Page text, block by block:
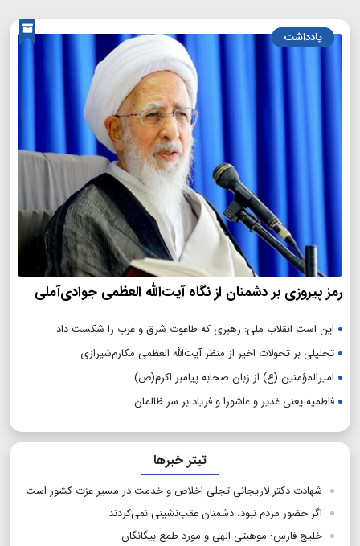
یادداشت
رمز پیروزی بر دشمنان از نگاه آیت‌الله العظمی جوادی‌آملی
این است انقلاب ملی: رهبری که طاغوت شرق و غرب را شکست داد
تحلیلی بر تحولات اخیر از منظر آیت‌الله العظمی مکارم‌شیرازی
امیرالمؤمنین (ع) از زبان صحابه پیامبر اکرم(ص)
فاطمیه یعنی غدیر و عاشورا و فریاد بر سر ظالمان
تیتر خبرها
شهادت دکتر لاریجانی تجلی اخلاص و خدمت در مسیر عزت کشور است
اگر حضور مردم نبود، دشمنان عقب‌نشینی نمی‌کردند
خلیج فارس؛ موهبتی الهی و مورد طمع بیگانگان